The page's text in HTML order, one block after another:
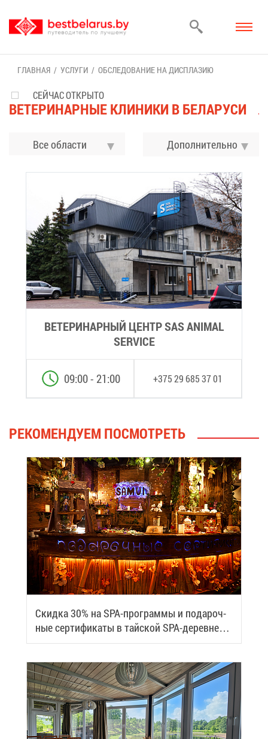
ГЛАВ­НАЯ УСЛУ­ГИ ОБ­СЛЕ­ДО­ВА­НИЕ НА ДИС­ПЛА­ЗИЮ
ВЕ­ТЕ­РИ­НАР­НЫЕ КЛИ­НИ­КИ В БЕ­ЛА­РУ­СИ
Все области До­пол­ни­тель­но
СЕЙЧАС ОТКРЫТО
ВЕ­ТЕ­РИ­НАР­НЫЙ ЦЕНТР SAS ANIMAL
SERVICE
+375 29 685 37 01
09:00 - 21:00
РЕ­КО­МЕН­ДУ­ЕМ ПО­СМОТ­РЕТЬ
Скид­ка 30% на SPA-про­грам­мы и по­да­роч­
ные сер­ти­фи­ка­ты в тай­ской SPA-де­ревне
Samui